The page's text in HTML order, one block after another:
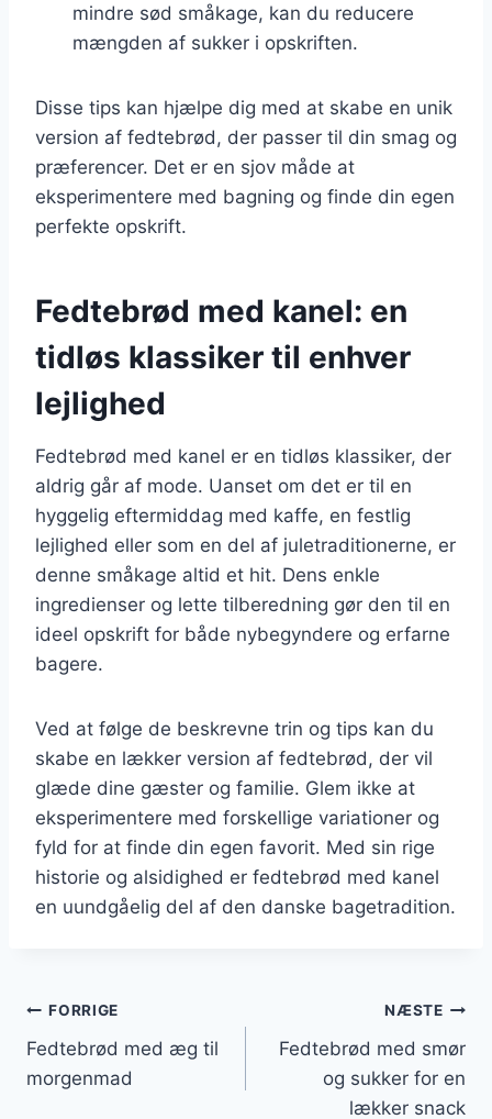
mindre sød småkage, kan du reducere
mængden af sukker i opskriften.
Disse tips kan hjælpe dig med at skabe en unik
version af fedtebrød, der passer til din smag og
præferencer. Det er en sjov måde at
eksperimentere med bagning og finde din egen
perfekte opskrift.
Fedtebrød med kanel: en
tidløs klassiker til enhver
lejlighed
Fedtebrød med kanel er en tidløs klassiker, der
aldrig går af mode. Uanset om det er til en
hyggelig eftermiddag med kaffe, en festlig
lejlighed eller som en del af juletraditionerne, er
denne småkage altid et hit. Dens enkle
ingredienser og lette tilberedning gør den til en
ideel opskrift for både nybegyndere og erfarne
bagere.
Ved at følge de beskrevne trin og tips kan du
skabe en lækker version af fedtebrød, der vil
glæde dine gæster og familie. Glem ikke at
eksperimentere med forskellige variationer og
fyld for at finde din egen favorit. Med sin rige
historie og alsidighed er fedtebrød med kanel
en uundgåelig del af den danske bagetradition.
Indlægsnavigation
FORRIGE
Fedtebrød med æg til
morgenmad
NÆSTE
Fedtebrød med smør
og sukker for en
lækker snack